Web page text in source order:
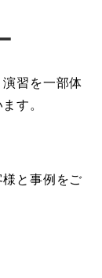
習を一部体
す。
と事例をご